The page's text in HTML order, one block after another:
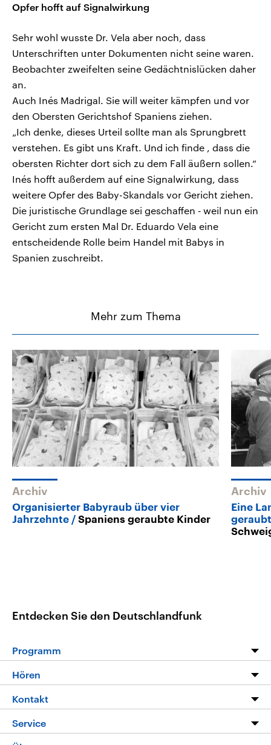
Opfer hofft auf Signalwirkung
Sehr wohl wusste Dr. Vela aber noch, dass
Unterschriften unter Dokumenten nicht seine waren.
Beobachter zweifelten seine Gedächtnislücken daher
an.
Auch Inés Madrigal. Sie will weiter kämpfen und vor
den Obersten Gerichtshof Spaniens ziehen.
„Ich denke, dieses Urteil sollte man als Sprungbrett
verstehen. Es gibt uns Kraft. Und ich finde , dass die
obersten Richter dort sich zu dem Fall äußern sollen.“
Inés hofft außerdem auf eine Signalwirkung, dass
weitere Opfer des Baby-Skandals vor Gericht ziehen.
Die juristische Grundlage sei geschaffen ‑ weil nun ein
Gericht zum ersten Mal Dr. Eduardo Vela eine
entscheidende Rolle beim Handel mit Babys in
Spanien zuschreibt.
Mehr zum Thema
Archiv
Organisierter Babyraub über vier
Jahrzehnte
Spaniens geraubte Kinder
Archiv
Eine
Entdecken Sie den Deutschlandfunk
Programm
Programm
Die Nachrichten
Nachrichtenleicht
Hören
Livestream
Podcasts
Kontakt
Hörerservice
Service